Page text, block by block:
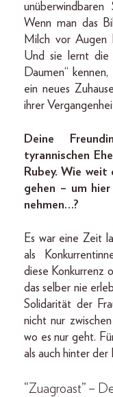
Wenn man das
Milch vor Augen
Und sie lernt die
Daumen“
ein neues
ihrer
Deine
tyrannischen
Rubey. Wie
gehen – um
nehmen…?
Es war eine Zeit
als
diese Konkurrenz
das selber nie
Solidarität der
nicht nur
wo es nur geht.
als auch hinter der
“Zuagroast” –